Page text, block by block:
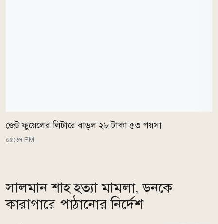
জেট ফুয়েলের লিটারে বাড়ল ২৮ টাকা ৫৩ পয়সা
০৫:৩৭ PM
সালমান শাহ হত্যা মামলা, ডনকে
কারাগারে পাঠানোর নির্দেশ